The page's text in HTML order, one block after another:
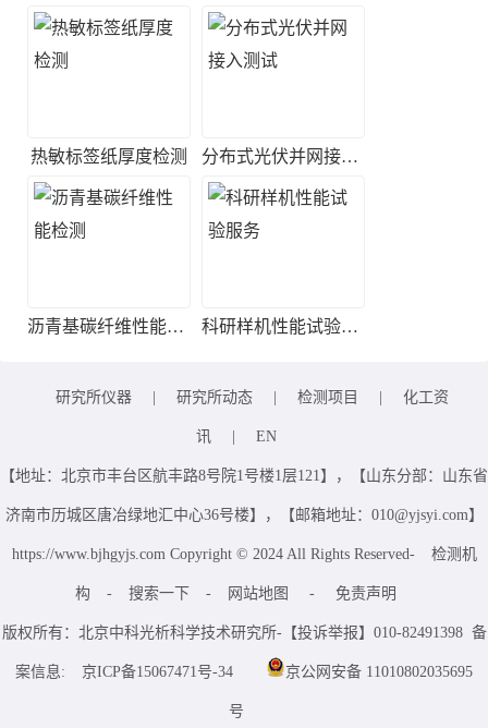
热敏标签纸厚度检测 分布式光伏并网接入测试
沥青基碳纤维性能检测 科研样机性能试验服务
研究所仪器 研究所动态 检测项目 化工资
讯 EN
【地址：北京市丰台区航丰路8号院1号楼1层121】，【山东分部：山东省
济南市历城区唐冶绿地汇中心36号楼】，【邮箱地址：010@yjsyi.com】
https://www.bjhgyjs.com Copyright © 2024 All Rights Reserved- 检测机
构 - 搜索一下 - 网站地图 - 免责声明
版权所有：北京中科光析科学技术研究所-【投诉举报】010-82491398 备
案信息: 京ICP备15067471号-34 京公网安备 11010802035695
号